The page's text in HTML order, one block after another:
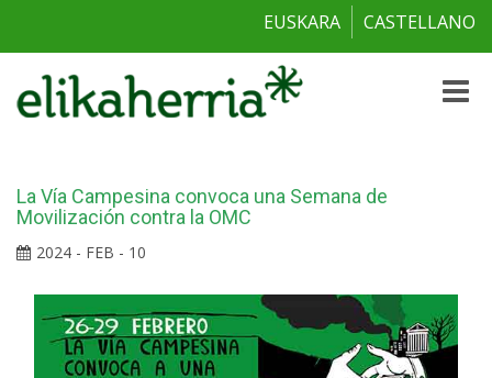
EUSKARA CASTELLANO
Toggle
La Vía Campesina convoca una Semana de
Movilización contra la OMC
2024 - FEB - 10